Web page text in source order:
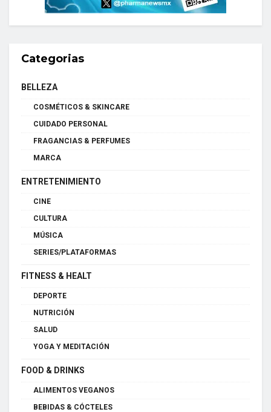
Categorias
BELLEZA
COSMÉTICOS & SKINCARE
CUIDADO PERSONAL
FRAGANCIAS & PERFUMES
MARCA
ENTRETENIMIENTO
CINE
CULTURA
MÚSICA
SERIES/PLATAFORMAS
FITNESS & HEALT
DEPORTE
NUTRICIÓN
SALUD
YOGA Y MEDITACIÓN
FOOD & DRINKS
ALIMENTOS VEGANOS
BEBIDAS & CÓCTELES